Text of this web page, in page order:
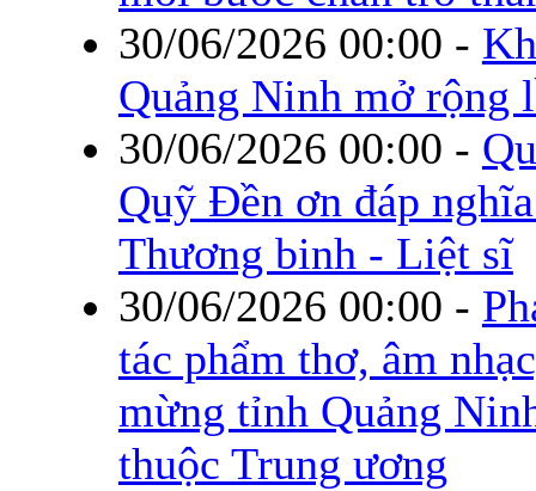
30/06/2026 00:00 -
Quảng Ninh mở rộng
30/06/2026 00:00 -
Quỹ Đền ơn đáp
Thương binh - Liệt sĩ
30/06/2026 00:00 -
tác phẩm thơ, âm
mừng tỉnh Quảng
thuộc Trung ương